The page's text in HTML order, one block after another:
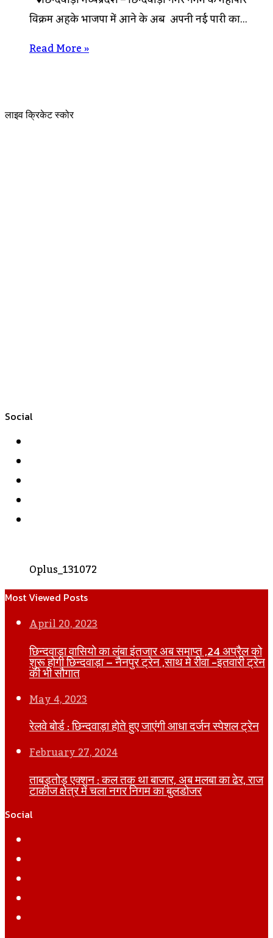
विक्रम अहके भाजपा में आने के अब अपनी नई पारी का…
Read More »
लाइव क्रिकेट स्कोर
Social
Oplus_131072
Most Viewed Posts
April 20, 2023
छिन्दवाड़ा वासियो का लंबा इंतजार अब समाप्त ,24 अप्रैल को
शुरू होगी छिन्दवाड़ा – नैनपुर ट्रेन ,साथ मे रीवा -इतवारी ट्रेन
की भी सौगात
May 4, 2023
रेलवे बोर्ड : छिन्दवाड़ा होते हुए जाएंगी आधा दर्जन स्पेशल ट्रेन
February 27, 2024
ताबड़तोड़ एक्शन : कल तक था बाजार, अब मलबा का ढेर, राज
टाकीज क्षेत्र में चला नगर निगम का बुलडोजर
Social